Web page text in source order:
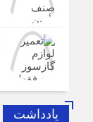
یادداشت